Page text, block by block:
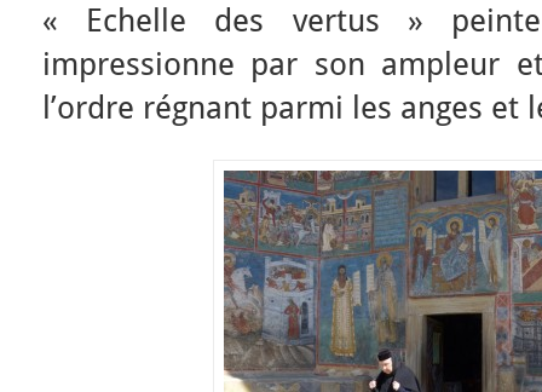
« Echelle des vertus »
impressionne par son ampleur
l’ordre régnant parmi les anges et